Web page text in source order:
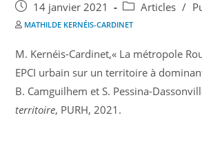
14 janvier 2021 Articles /
MATHILDE KERNÉIS-CARDINET
M. Kernéis-Cardinet,« La métropole
EPCI urbain sur un territoire à
B. Camguilhem et S. Pessina-
territoire, PURH, 2021.